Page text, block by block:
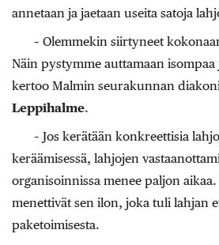
annetaan ja jaetaan useita satoja
– Olemmekin siirtyneet
Näin pystymme auttamaan
kertoo Malmin seurakunnan
Leppihalme.
– Jos kerätään konkreettisia
keräämisessä, lahjojen
organisoinnissa menee paljon
menettivät sen ilon, joka tuli lahjan
paketoimisesta.